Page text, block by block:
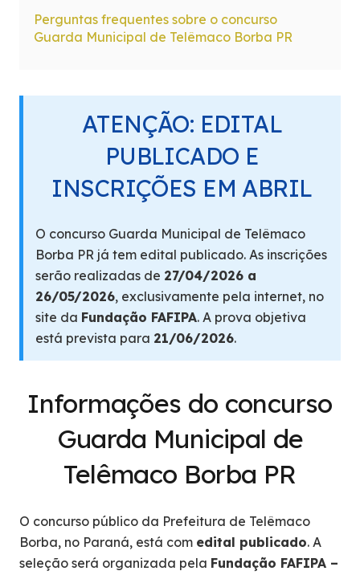
Perguntas frequentes sobre o concurso
Guarda Municipal de Telêmaco Borba PR
ATENÇÃO: EDITAL
PUBLICADO E
INSCRIÇÕES EM ABRIL
O concurso Guarda Municipal de Telêmaco
Borba PR já tem edital publicado. As inscrições
serão realizadas de 27/04/2026 a
26/05/2026, exclusivamente pela internet, no
site da Fundação FAFIPA. A prova objetiva
está prevista para 21/06/2026.
Informações do concurso
Guarda Municipal de
Telêmaco Borba PR
O concurso público da Prefeitura de Telêmaco
Borba, no Paraná, está com edital publicado. A
seleção será organizada pela Fundação FAFIPA –